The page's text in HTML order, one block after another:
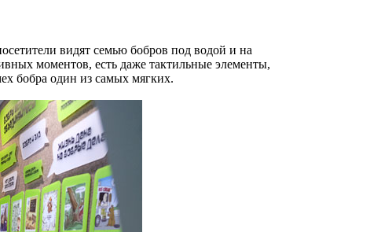
видят семью бобров под водой и на
моментов, есть даже тактильные элементы,
бобра один из самых мягких.